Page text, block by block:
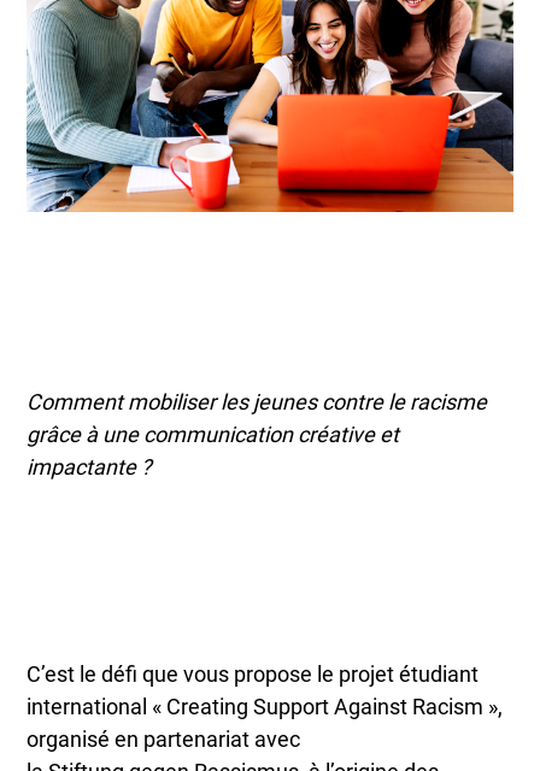
Comment mobiliser les jeunes contre le racisme
grâce à une communication créative et
impactante ?
C’est le défi que vous propose le projet étudiant
international « Creating Support Against Racism »,
organisé en partenariat avec